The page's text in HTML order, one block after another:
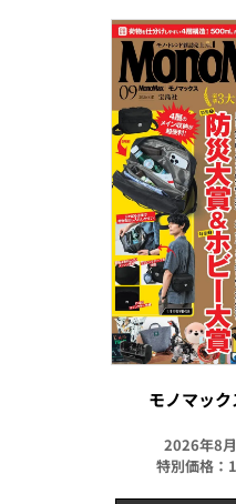
モノマッ
2026年8
特別価格：